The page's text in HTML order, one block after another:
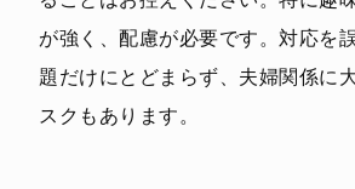
が強く、配慮が必要です。対応を
題だけにとどまらず、夫婦関係に
スクもあります。